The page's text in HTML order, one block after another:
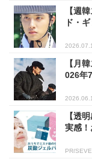
【週
ド・
【月
026年
【透
実感